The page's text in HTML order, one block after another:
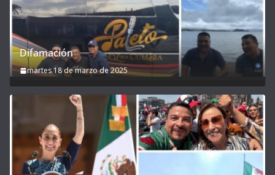
Difamación
martes 18 de marzo de 2025